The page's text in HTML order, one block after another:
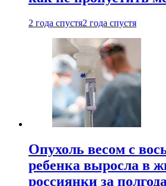
2 года спустя2 года спустя
Опухоль весом с
ребенка выросла в
россиянки за полгода